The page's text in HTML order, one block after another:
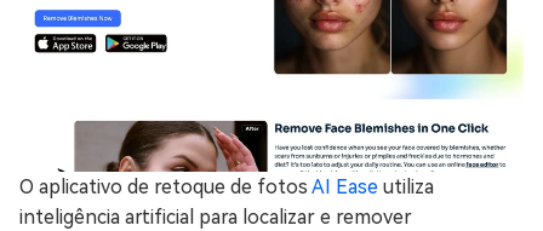
O aplicativo de retoque de fotos AI Ease utiliza
inteligência artificial para localizar e remover